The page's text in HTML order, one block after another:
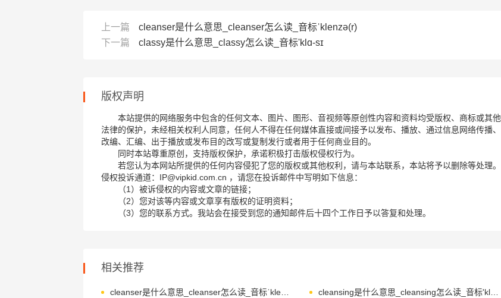
上一篇
cleanser是什么意思_cleanser怎么读_音标ˈklenzə(r)
下一篇
classy是什么意思_classy怎么读_音标'klɑ-sɪ
版权声明
本站提供的网络服务中包含的任何文本、图片、图形、音视频等原创性内容和资料均受版权、商标或其他
法律的保护，未经相关权利人同意，任何人不得在任何媒体直接或间接予以发布、播放、通过信息网络传播、
改编、汇编、出于播放或发布目的改写或复制发行或者用于任何商业目的。
同时本站尊重原创，支持版权保护，承诺积极打击版权侵权行为。
若您认为本网站所提供的任何内容侵犯了您的版权或其他权利，请与本站联系，本站将予以删除等处理。
侵权投诉通道：IP@vipkid.com.cn ，请您在投诉邮件中写明如下信息：
（1）被诉侵权的内容或文章的链接；
（2）您对该等内容或文章享有版权的证明资料；
（3）您的联系方式。我站会在接受到您的通知邮件后十四个工作日予以答复和处理。
相关推荐
cleanser是什么意思_cleanser怎么读_音标ˈklenzə(r) cleansing是什么意思_cleansing怎么读_音标'klenzɪŋ